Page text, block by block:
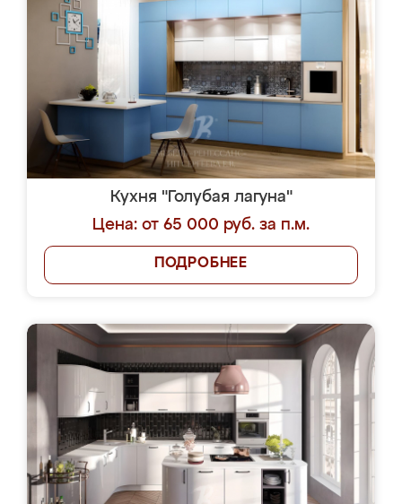
Кухня "Голубая лагуна"
Цена: от 65 000 руб. за п.м.
ПОДРОБНЕЕ